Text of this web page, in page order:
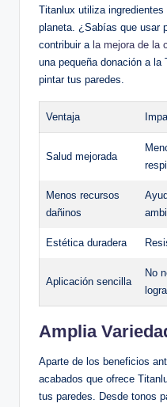
Titanlux utiliza
planeta. ¿Sabías que usar
contribuir a la mejora de la
una pequeña donación a la
pintar tus paredes.
Ventaja
Salud mejorada
Menos recursos
dañinos
Estética duradera
Aplicación sencilla
No
Amplia
Aparte de los beneficios
acabados que ofrece
tus paredes. Desde tonos